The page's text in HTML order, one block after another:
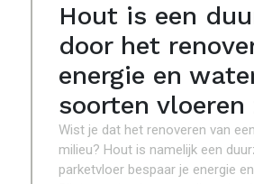
Hout is een
door het
energie en
soorten
Wist je dat het renoveren van
milieu? Hout is namelijk een
parketvloer bespaar je energie